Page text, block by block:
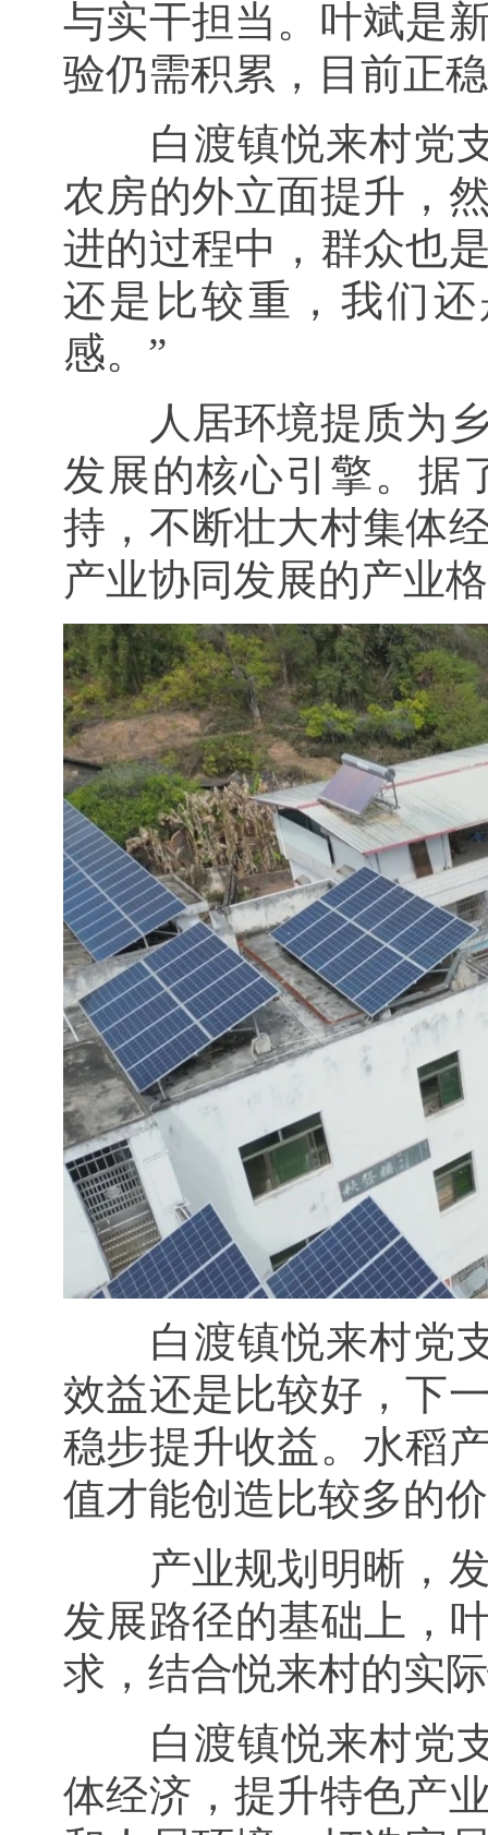
与实干担当。叶斌是
验仍需积累，目前正
白渡镇悦来村党
农房的外立面提升，
进的过程中，群众也
还是比较重，我们
感。”
人居环境提质为
发展的核心引擎。据
持，不断壮大村集体
产业协同发展的产业
白渡镇悦来村党
效益还是比较好，下
稳步提升收益。水稻
值才能创造比较多的
产业规划明晰，
发展路径的基础上，
求，结合悦来村的实
白渡镇悦来村党
体经济，提升特色产